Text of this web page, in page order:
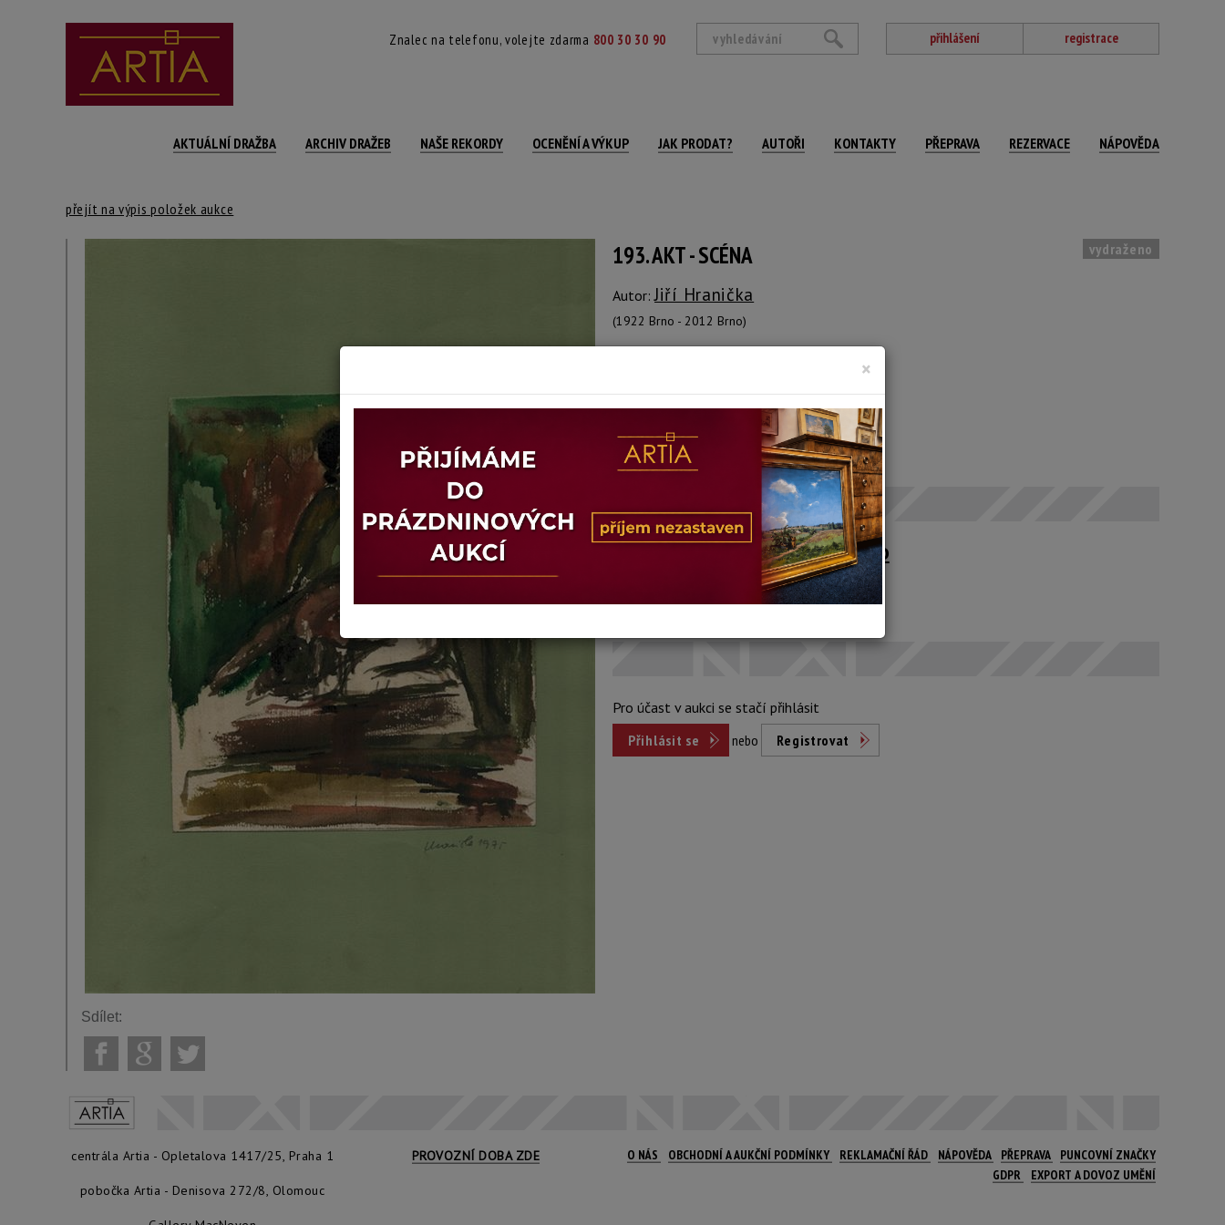
Znalec na telefonu, volejte zdarma 800 30 30 90 přihlášení registrace
AKTUÁLNÍ DRAŽBA ARCHIV DRAŽEB NAŠE REKORDY OCENĚNÍ A VÝKUP JAK PRODAT? AUTOŘI KONTAKTY PŘEPRAVA REZERVACE NÁPOVĚDA
přejít na výpis položek aukce
193. AKT - SCÉNA
Autor:Jiří Hranička
(1922 Brno - 2012 Brno)
vydraženo
Šířka: 20 cm, výška: 24 cm, rámování: volný list
Stav: dobrý
Konec dražby: 13.12.2018 21:16 SEČ
Dosažená cena: Dostupné po
Pro účast v aukci se stačí přihlásit
Přihlásit se
nebo Registrovat
Sdílet:
centrála Artia - Opletalova 1417/25, Praha 1
pobočka Artia - Denisova 272/8, Olomouc
PROVOZNÍ DOBA ZDE O NÁS OBCHODNÍ A AUKČNÍ PODMÍNKY REKLAMAČNÍ ŘÁD NÁPOVĚDA PŘEPRAVA
PUNCOVNÍ ZNAČKY
GDPR
EXPORT A DOVOZ UMĚNÍ
×